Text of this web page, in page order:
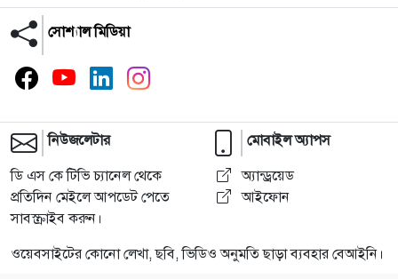
সোশ্যাল মিডিয়া
নিউজলেটার
ডি এস কে টিভি চ্যানেল থেকে
প্রতিদিন মেইলে আপডেট পেতে
সাবস্ক্রাইব করুন।
মোবাইল অ্যাপস
অ্যান্ড্রয়েড
আইফোন
ওয়েবসাইটের কোনো লেখা, ছবি, ভিডিও অনুমতি ছাড়া ব্যবহার বেআইনি।